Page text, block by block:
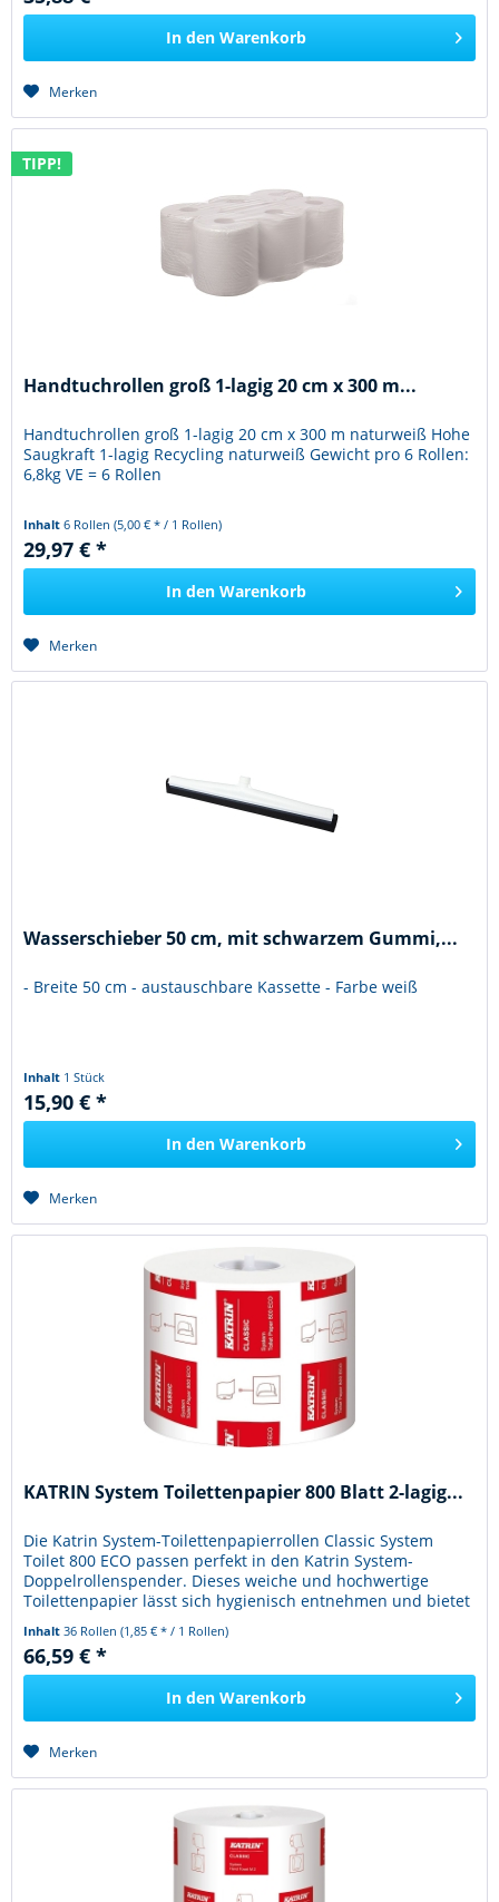
In den Warenkorb
Merken
TIPP!
Handtuchrollen groß 1-lagig 20 cm x 300 m...
Handtuchrollen groß 1-lagig 20 cm x 300 m naturweiß Hohe
Saugkraft 1-lagig Recycling naturweiß Gewicht pro 6 Rollen:
6,8kg VE = 6 Rollen
Inhalt6 Rollen(5,00 € * / 1 Rollen)
29,97 € *
In den Warenkorb
Merken
Wasserschieber 50 cm, mit schwarzem Gummi,...
- Breite 50 cm - austauschbare Kassette - Farbe weiß
Inhalt 1 Stück
15,90 € *
In den Warenkorb
Merken
KATRIN System Toilettenpapier 800 Blatt 2-lagig...
Die Katrin System-Toilettenpapierrollen Classic System
Toilet 800 ECO passen perfekt in den Katrin System-
Doppelrollenspender. Dieses weiche und hochwertige
Toilettenpapier lässt sich hygienisch entnehmen und bietet
Inhalt36 Rollen(1,85 € * / 1 Rollen)
66,59 € *
In den Warenkorb
Merken